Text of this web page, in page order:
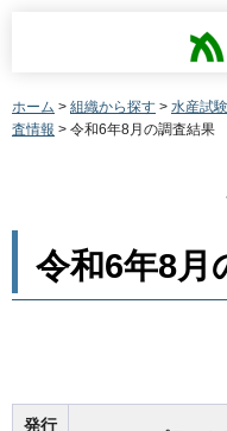
ホーム > 組織から探す > 水産試
査情報 > 令和6年8月の調査結果
令和6年8月
発行